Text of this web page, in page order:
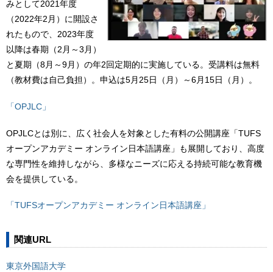
みとして2021年度
（2022年2月）に開設さ
れたもので、2023年度
以降は春期（2月～3月）
と夏期（8月～9月）の年2回定期的に実施している。受講料は無料
（教材費は自己負担）。申込は5月25日（月）～6月15日（月）。
「OPJLC」
OPJLCとは別に、広く社会人を対象とした有料の公開講座「TUFS
オープンアカデミー オンライン日本語講座」も展開しており、高度
な専門性を維持しながら、多様なニーズに応える持続可能な教育機
会を提供している。
「TUFSオープンアカデミー オンライン日本語講座」
関連URL
東京外国語大学